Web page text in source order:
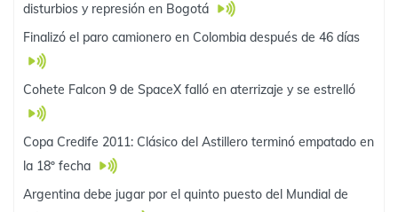
disturbios y represión en Bogotá
Finalizó el paro camionero en Colombia después de 46 días
Cohete Falcon 9 de SpaceX falló en aterrizaje y se estrelló
Copa Credife 2011: Clásico del Astillero terminó empatado en
la 18º fecha
Argentina debe jugar por el quinto puesto del Mundial de